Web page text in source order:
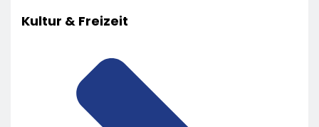
Kultur & Freizeit